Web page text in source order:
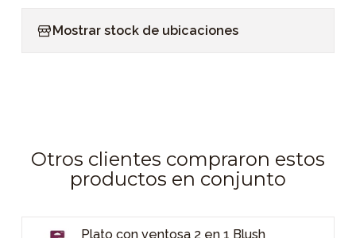
Mostrar stock de ubicaciones
Otros clientes compraron estos
productos en conjunto
Plato con ventosa 2 en 1 Blush